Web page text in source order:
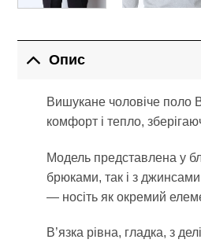
Опис
Вишукане чоловіче поло
комфорт і тепло,
Модель представлена у
брюками, так і з
— носіть як окремий
В’язка рівна, гладка, з